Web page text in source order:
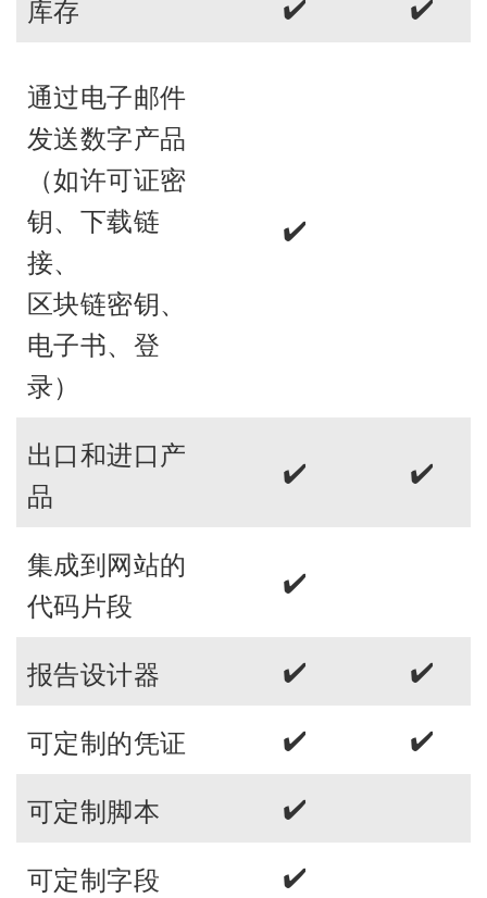
库存
通过电子邮件
发送数字产品
（如许可证密
钥、下载链
接、
区块链密钥、
电子书、登
录）
✔️
出口和进口产
品
✔️ ✔️
集成到网站的
代码片段
✔️
报告设计器 ✔️
✔️
可定制的凭证
✔️
✔️
可定制脚本
✔️
可定制字段
✔️